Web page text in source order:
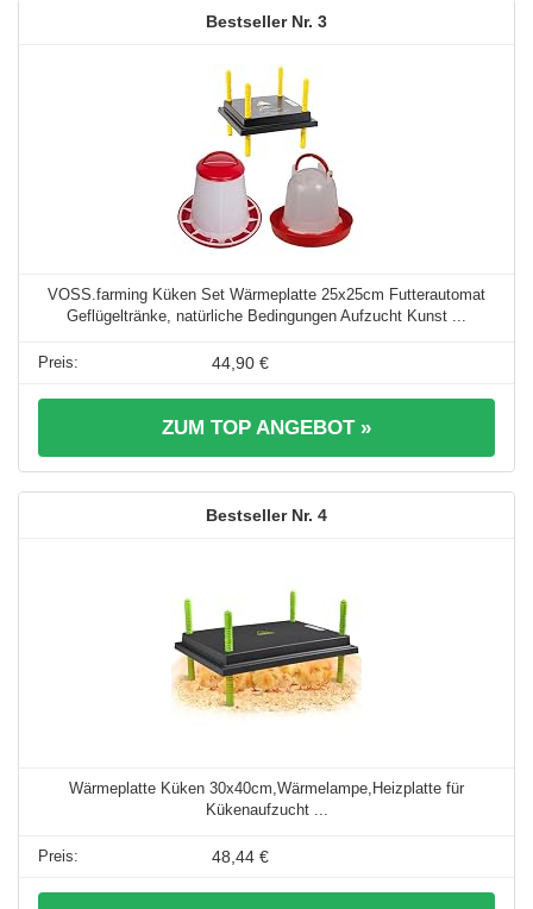
3
VOSS.farming Küken Set Wärmeplatte 25x25cm Futterautomat
Geflügeltränke, natürliche Bedingungen Aufzucht Kunst ...
44,90 €
ZUM TOP ANGEBOT »
4
Wärmeplatte Küken 30x40cm,Wärmelampe,Heizplatte für
Kükenaufzucht ...
48,44 €